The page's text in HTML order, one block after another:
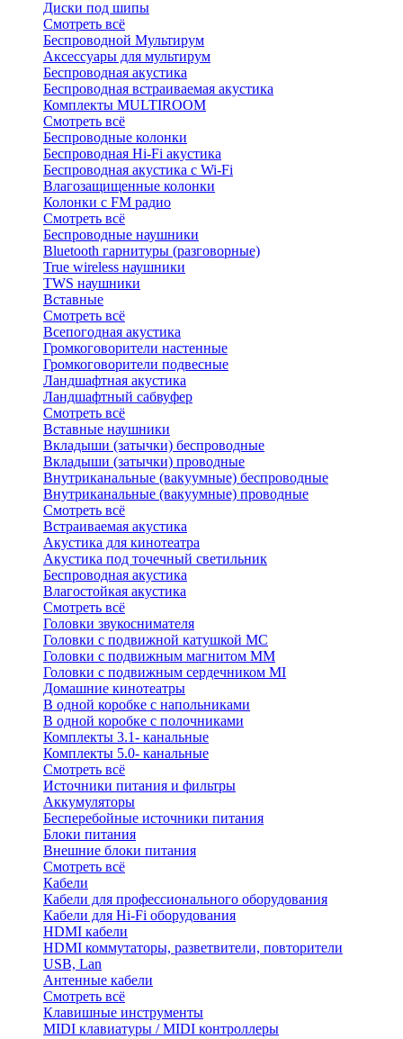
Диски под шипы
Смотреть всё
Беспроводной Мультирум
Аксессуары для мультирум
Беспроводная акустика
Беспроводная встраиваемая акустика
Комплекты MULTIROOM
Смотреть всё
Беспроводные колонки
Беспроводная Hi-Fi акустика
Беспроводная акустика с Wi-Fi
Влагозащищенные колонки
Колонки с FM радио
Смотреть всё
Беспроводные наушники
Bluetоoth гарнитуры (разговорные)
True wireless наушники
TWS наушники
Вставные
Смотреть всё
Всепогодная акустика
Громкоговорители настенные
Громкоговорители подвесные
Ландшафтная акустика
Ландшафтный сабвуфер
Смотреть всё
Вставные наушники
Вкладыши (затычки) беспроводные
Вкладыши (затычки) проводные
Внутриканальные (вакуумные) беспроводные
Внутриканальные (вакуумные) проводные
Смотреть всё
Встраиваемая акустика
Акустика для кинотеатра
Акустика под точечный светильник
Беспроводная акустика
Влагостойкая акустика
Смотреть всё
Головки звукоснимателя
Головки с подвижной катушкой MC
Головки с подвижным магнитом ММ
Головки с подвижным сердечником MI
Домашние кинотеатры
В одной коробке с напольниками
В одной коробке с полочниками
Комплекты 3.1- канальные
Комплекты 5.0- канальные
Смотреть всё
Источники питания и фильтры
Аккумуляторы
Бесперебойные источники питания
Блоки питания
Внешние блоки питания
Смотреть всё
Кабели
Кабели для профессионального оборудования
Кабели для Hi-Fi оборудования
HDMI кабели
HDMI коммутаторы, разветвители, повторители
USB, Lan
Антенные кабели
Смотреть всё
Клавишные инструменты
MIDI клавиатуры / MIDI контроллеры